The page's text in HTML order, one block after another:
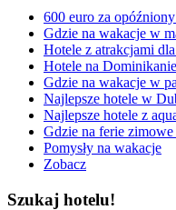
600 euro za
Gdzie na wakacje w
Hotele z atrakcjami
Hotele na Dominikanie
Gdzie na wakacje w
Najlepsze hotele w
Najlepsze hotele z
Gdzie na ferie zimowe
Pomysły na wakacje
Zobacz
Szukaj hotelu!